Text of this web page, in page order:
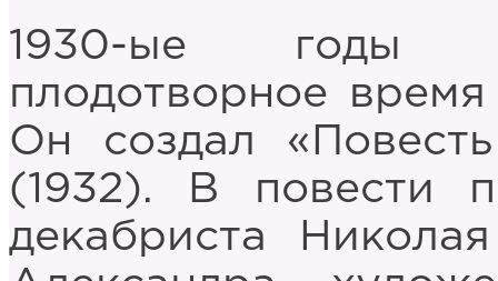
1930-ые годы
плодотворное
Он создал
(1932). В повести
декабриста